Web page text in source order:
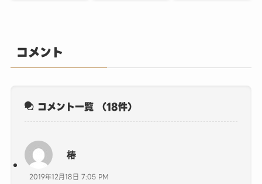
コメント
コメント一覧 （18件）
椿
2019年12月18日 7:05 PM